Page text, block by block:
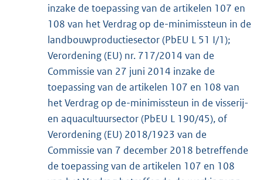
inzake de toepassing van de artikelen 107 en
108 van het Verdrag op de-minimissteun in de
landbouwproductiesector (PbEU L 51 I/1);
Verordening (EU) nr. 717/2014 van de
Commissie van 27 juni 2014 inzake de
toepassing van de artikelen 107 en 108 van
het Verdrag op de-minimissteun in de visserij-
en aquacultuursector (PbEU L 190/45), of
Verordening (EU) 2018/1923 van de
Commissie van 7 december 2018 betreffende
de toepassing van de artikelen 107 en 108